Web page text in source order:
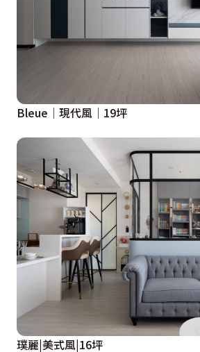
Bleue│現代風│19坪
璞麗|美式風|16坪